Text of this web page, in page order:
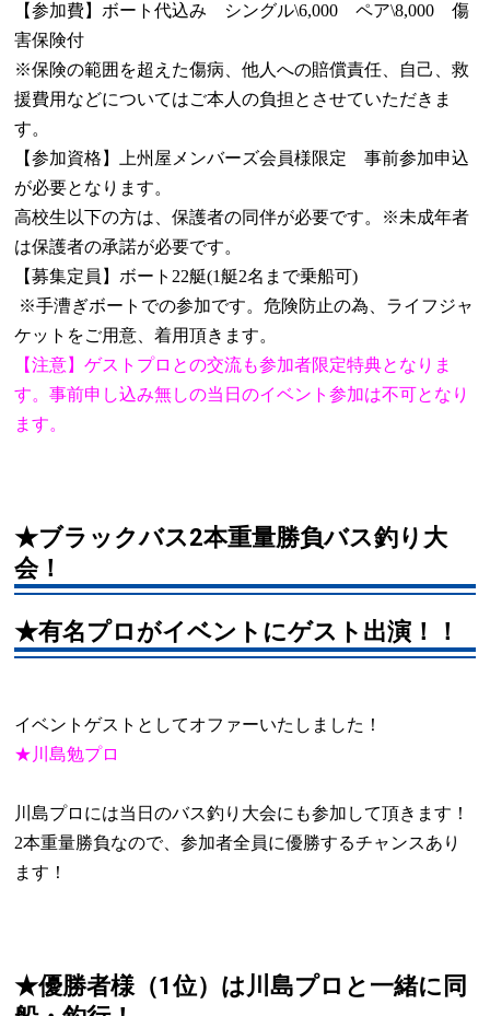
【参加費】ボート代込み シングル\6,000 ペア\8,000 傷
害保険付
※保険の範囲を超えた傷病、他人への賠償責任、自己、救
援費用などについてはご本人の負担とさせていただきま
す。
【参加資格】上州屋メンバーズ会員様限定 事前参加申込
が必要となります。
高校生以下の方は、保護者の同伴が必要です。※未成年者
は保護者の承諾が必要です。
【募集定員】ボート 22艇(1艇2名まで乗船可)
※手漕ぎボートでの参加です。危険防止の為、ライフジャ
ケットをご用意、着用頂きます。
【注意】ゲストプロとの交流も参加者限定特典となりま
す。事前申し込み無しの当日のイベント参加は不可となり
ます。
★ブラックバス2本重量勝負バス釣り大
会！
★有名プロがイベントにゲスト出演！！
イベントゲストとしてオファーいたしました！
★川島勉プロ
川島プロには当日のバス釣り大会にも参加して頂きます！
2本重量勝負なので、参加者全員に優勝するチャンスあり
ます！
★優勝者様（1位）は川島プロと一緒に同